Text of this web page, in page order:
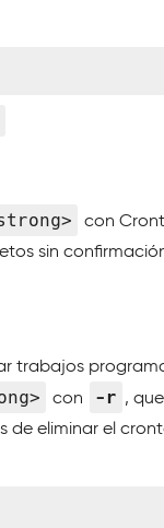
con
sin
trabajos
con -r , que
de eliminar el